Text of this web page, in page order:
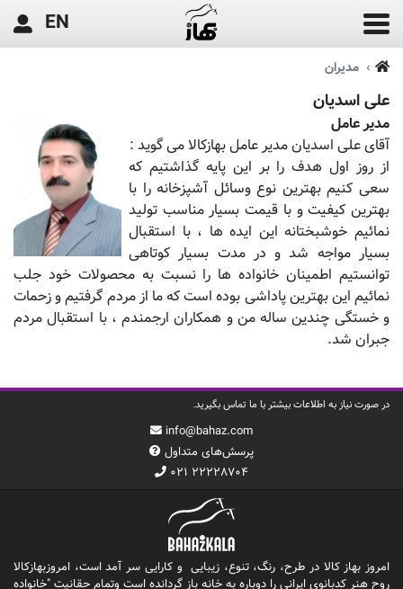
EN
مدیران
علی اسدیان
مدیر عامل
آقای علی اسدیان مدیر عامل بهازکالا می گوید :
از روز اول هدف را بر این پایه گذاشتیم که
سعی کنیم بهترین نوع وسائل آشپزخانه را با
بهترین کیفیت و با قیمت بسیار مناسب تولید
نمائیم خوشبختانه این ایده ها ، با استقبال
بسیار مواجه شد و در مدت بسیار کوتاهی
توانستیم اطمینان خانواده ها را نسبت به محصولات خود جلب
نمائیم این بهترین پاداشی بوده است که ما از مردم گرفتیم و زحمات
و خستگی چندین ساله من و همکاران ارجمندم ، با استقبال مردم
جبران شد.
در صورت نیاز به اطلاعات بیشتر با ما تماس بگیرید.
info@bahaz.com
پرسش‌های متداول
۰۲۱ ۲۲۲۲۸۷۰۴
امروز بهاز کالا در طرح، رنگ، تنوع، زیبایی و کارایی سر آمد است، امروزبهازکالا
روح هنر کدبانوی ایرانی را دوباره به خانه باز گردانده است وتمام حقانیت "خانواده